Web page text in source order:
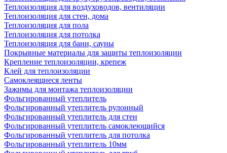
Теплоизоляция для воздуховодов, вентиляции
Теплоизоляция для стен, дома
Теплоизоляция для пола
Теплоизоляция для потолка
Теплоизоляция для бани, сауны
Покрывные материалы для защиты теплоизоляции
Крепление теплоизоляции, крепеж
Клей для теплоизоляции
Самоклеящиеся ленты
Зажимы для монтажа теплоизоляции
Фольгированный утеплитель
Фольгированный утеплитель рулонный
Фольгированный утеплитель для стен
Фольгированный утеплитель самоклеющийся
Фольгированный утеплитель для потолка
Фольгированный утеплитель 10мм